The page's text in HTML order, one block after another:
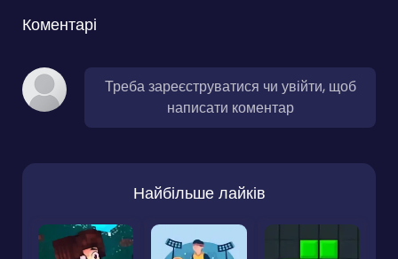
Коментарі
Треба зареєструватися чи увійти, щоб
написати коментар
Найбільше лайків